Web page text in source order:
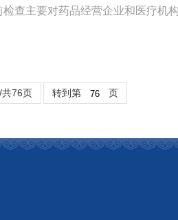
查主要对药品经营企业和医疗机
76页 转到第 页